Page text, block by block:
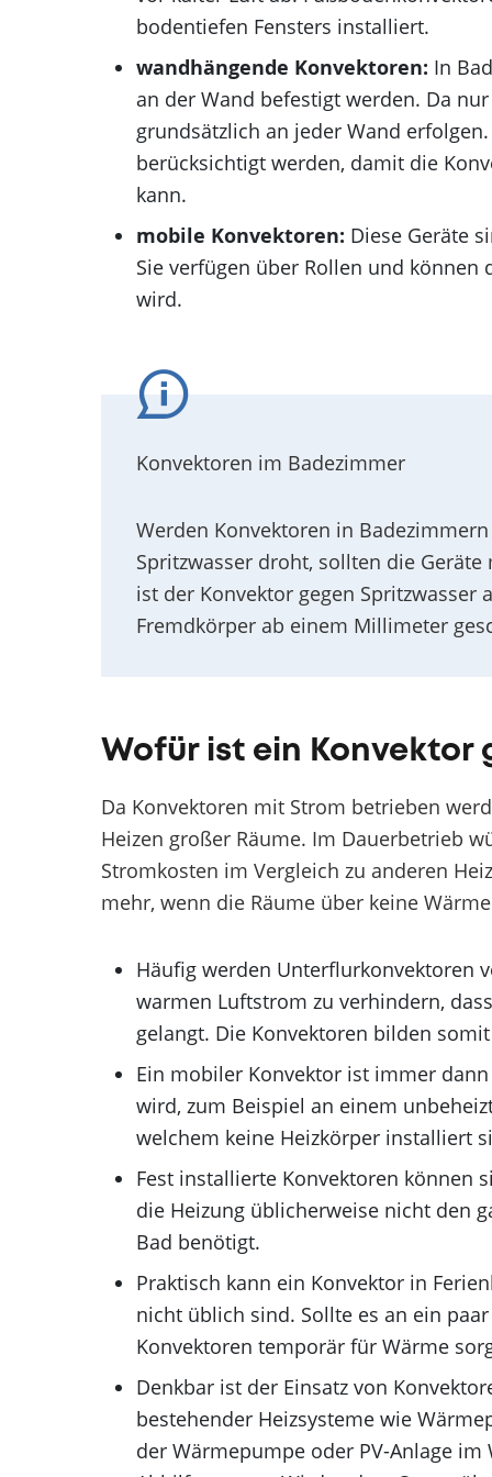
bodentiefen Fensters installiert.
wandhängende Konvektoren: In
an der Wand befestigt werden. Da
grundsätzlich an jeder Wand
berücksichtigt werden, damit die
kann.
mobile Konvektoren: Diese Geräte
Sie verfügen über Rollen und
wird.
Konvektoren im Badezimmer
Werden Konvektoren in
Spritzwasser droht, sollten die
ist der Konvektor gegen
Fremdkörper ab einem Millimeter
Wofür ist ein Konvektor
Da Konvektoren mit Strom betrieben
Heizen großer Räume. Im Dauerbetrieb
Stromkosten im Vergleich zu anderen
mehr, wenn die Räume über keine
Häufig werden Unterflurkonvektoren
warmen Luftstrom zu verhindern,
gelangt. Die Konvektoren bilden
Ein mobiler Konvektor ist immer
wird, zum Beispiel an einem
welchem keine Heizkörper installiert
Fest installierte Konvektoren können
die Heizung üblicherweise nicht den
Bad benötigt.
Praktisch kann ein Konvektor in
nicht üblich sind. Sollte es an ein
Konvektoren temporär für Wärme
Denkbar ist der Einsatz von
bestehender Heizsysteme wie
der Wärmepumpe oder PV-Anlage